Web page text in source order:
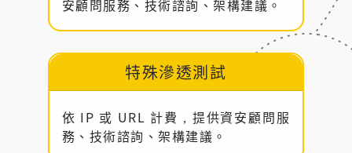
安顧問服務、技術諮詢、架構建議。
特殊滲透測試
依 IP 或 URL 計費，提供資安顧問服
務、技術諮詢、架構建議。